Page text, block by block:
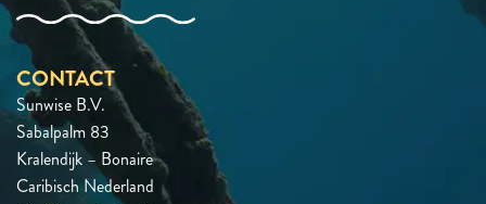
CONTACT
Sunwise B.V.
Sabalpalm 83
Kralendijk – Bonaire
Caribisch Nederland